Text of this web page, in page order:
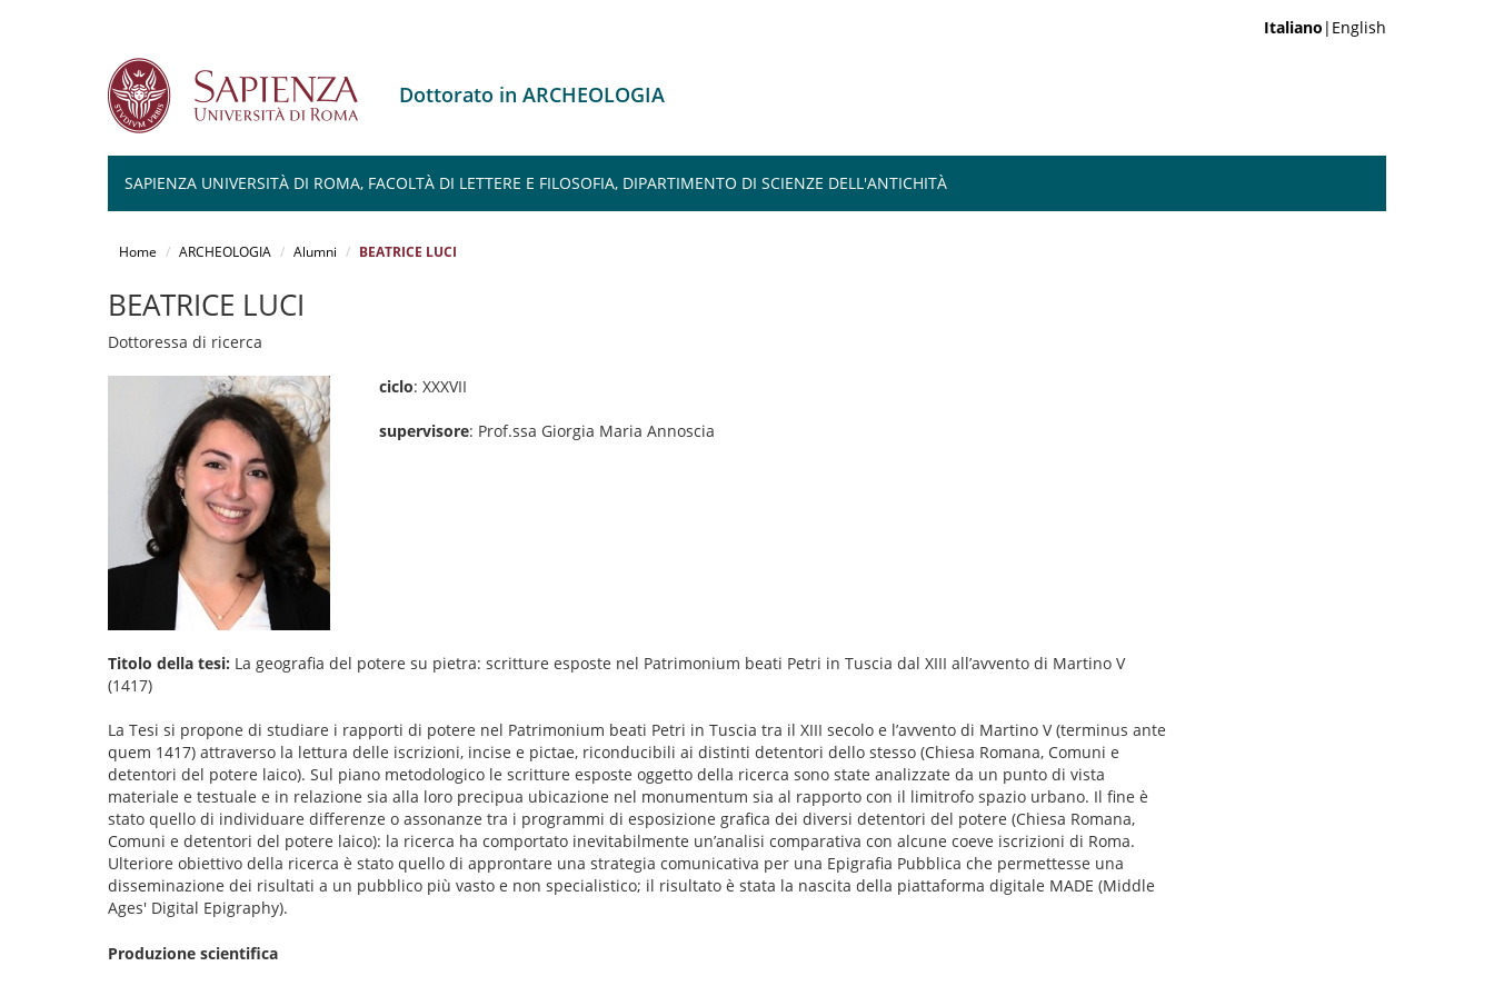
Italiano |English
Dottorato in ARCHEOLOGIA
SAPIENZA UNIVERSITÀ DI ROMA, FACOLTÀ DI LETTERE E FILOSOFIA, DIPARTIMENTO DI SCIENZE DELL'ANTICHITÀ
Home ARCHEOLOGIA Alumni BEATRICE LUCI
BEATRICE LUCI
Dottoressa di ricerca
ciclo: XXXVII
supervisore: Prof.ssa Giorgia Maria Annoscia
Titolo della tesi: La geografia del potere su pietra: scritture esposte nel Patrimonium beati Petri in Tuscia dal XIII all’avvento di Martino V
(1417)
La Tesi si propone di studiare i rapporti di potere nel Patrimonium beati Petri in Tuscia tra il XIII secolo e l’avvento di Martino V (terminus ante
quem 1417) attraverso la lettura delle iscrizioni, incise e pictae, riconducibili ai distinti detentori dello stesso (Chiesa Romana, Comuni e
detentori del potere laico). Sul piano metodologico le scritture esposte oggetto della ricerca sono state analizzate da un punto di vista
materiale e testuale e in relazione sia alla loro precipua ubicazione nel monumentum sia al rapporto con il limitrofo spazio urbano. Il fine è
stato quello di individuare differenze o assonanze tra i programmi di esposizione grafica dei diversi detentori del potere (Chiesa Romana,
Comuni e detentori del potere laico): la ricerca ha comportato inevitabilmente un’analisi comparativa con alcune coeve iscrizioni di Roma.
Ulteriore obiettivo della ricerca è stato quello di approntare una strategia comunicativa per una Epigrafia Pubblica che permettesse una
disseminazione dei risultati a un pubblico più vasto e non specialistico; il risultato è stata la nascita della piattaforma digitale MADE (Middle
Ages' Digital Epigraphy).
Produzione scientifica